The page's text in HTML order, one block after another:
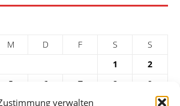
verwalten
M D F S
S
1
2
5 6 7 8
9
12 13 14